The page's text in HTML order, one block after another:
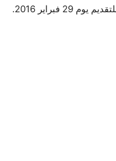
فبراير 2016.